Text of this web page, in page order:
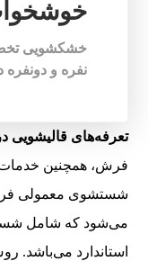
خشکشویی
نفره و
تعرفه‌های قالیشویی
فرش، همچنین خدمات
شستشوی معمولی
می‌شود که شامل
استاندارد می‌باشد.